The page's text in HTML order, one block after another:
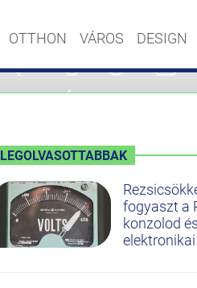
OTTHON VÁROS DESIGN
LEGOLVASOTTABBAK
fogyaszt a
konzolod